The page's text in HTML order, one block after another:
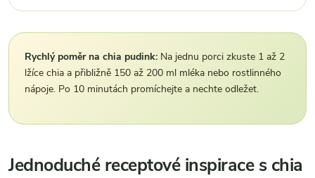
Rychlý poměr na chia pudink: Na jednu porci zkuste 1 až 2
lžíce chia a přibližně 150 až 200 ml mléka nebo rostlinného
nápoje. Po 10 minutách promíchejte a nechte odležet.
Jednoduché receptové inspirace s chia